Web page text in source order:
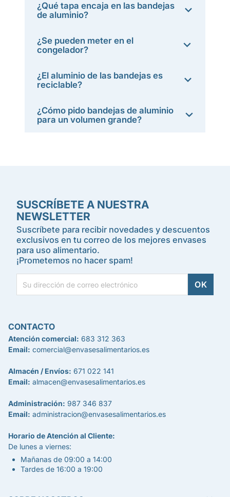
¿Qué tapa encaja en las bandejas
de aluminio?
¿Se pueden meter en el
congelador?
¿El aluminio de las bandejas es
reciclable?
¿Cómo pido bandejas de aluminio
para un volumen grande?
SUSCRÍBETE A NUESTRA
NEWSLETTER
Suscríbete para recibir novedades y descuentos
exclusivos en tu correo de los mejores envases
para uso alimentario.
¡Prometemos no hacer spam!
CONTACTO
Atención comercial: 683 312 363
Email: comercial@envasesalimentarios.es
Almacén / Envíos: 671 022 141
Email: almacen@envasesalimentarios.es
Administración: 987 346 837
Email: administracion@envasesalimentarios.es
Horario de Atención al Cliente:
De lunes a viernes:
Mañanas de 09:00 a 14:00
Tardes de 16:00 a 19:00